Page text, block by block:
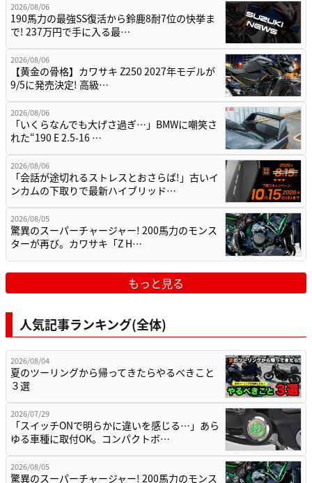
2026/08/06
190馬力の最強SS復活から鈴鹿8耐7位の快挙ま
で! 237万円で手に入る最…
2026/08/06
【黄金の骨格】カワサキ Z250 2027年モデルが
9/5に発売決定! 高級…
2026/08/06
「いくらなんでも大げさ過ぎ…」BMWに嘲笑さ
れた“190 E 2.5-16 …
2026/08/06
「会話が途切れるストレスとおさらば!」古いイ
ンカムの下取りで最新ハイブリッド…
2026/08/05
驚異のスーパーチャージャー! 200馬力のモンス
ターが再び。カワサキ「Z H…
もっと見る
人気記事ランキング(全体)
2026/08/04
夏のツーリングから帰ってきたらやるべきこと
３選
2026/07/29
「スイッチONで明らかに違いを感じる…」あら
ゆる車種に取付OK。コンパクトボ…
2026/08/05
驚異のスーパーチャージャー! 200馬力のモンス